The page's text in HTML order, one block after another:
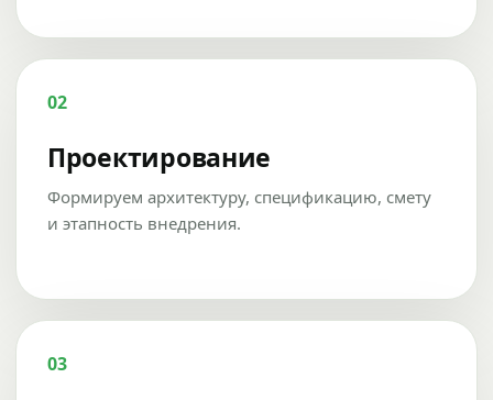
02
Проектирование
Формируем архитектуру, спецификацию, смету
и этапность внедрения.
03